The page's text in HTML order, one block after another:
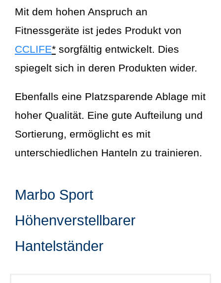
Mit dem hohen Anspruch an
Fitnessgeräte ist jedes Produkt von
CCLIFE* sorgfältig entwickelt. Dies
spiegelt sich in deren Produkten wider.
Ebenfalls eine Platzsparende Ablage mit
hoher Qualität. Eine gute Aufteilung und
Sortierung, ermöglicht es mit
unterschiedlichen Hanteln zu trainieren.
Marbo Sport
Höhenverstellbarer
Hantelständer